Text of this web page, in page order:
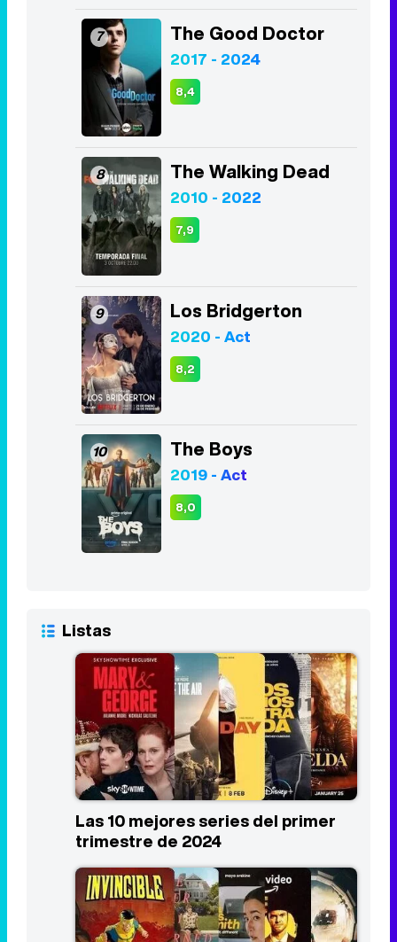
7 The Good Doctor
2017 - 2024
8,4
8 The Walking Dead
2010 - 2022
7,9
9 Los Bridgerton
2020 - Act
8,2
10 The Boys
2019 - Act
8,0
Listas
Las 10 mejores series del primer
trimestre de 2024